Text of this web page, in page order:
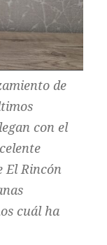
de
con el
El Rincón
cuál ha